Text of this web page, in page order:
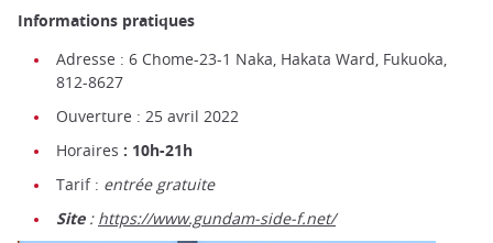
Informations pratiques
Adresse : 6 Chome-23-1 Naka, Hakata Ward, Fukuoka,
812-8627
Ouverture : 25 avril 2022
Horaires : 10h-21h
Tarif : entrée gratuite
Site: https://www.gundam-side-f.net/